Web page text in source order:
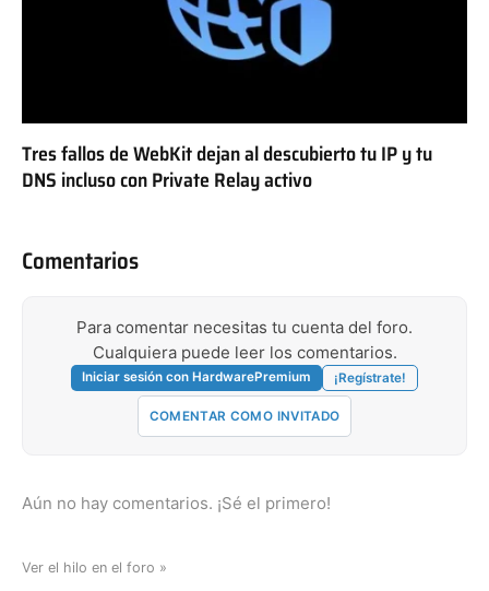
Tres fallos de WebKit dejan al descubierto tu IP y tu
DNS incluso con Private Relay activo
Comentarios
Para comentar necesitas tu cuenta del foro.
Cualquiera puede leer los comentarios.
Iniciar sesión con HardwarePremium ¡Regístrate!
COMENTAR COMO INVITADO
Aún no hay comentarios. ¡Sé el primero!
Ver el hilo en el foro »